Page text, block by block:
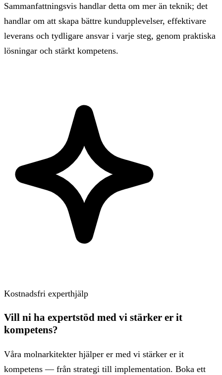
Sammanfattningsvis handlar detta om mer än teknik; det
handlar om att skapa bättre kundupplevelser, effektivare
leverans och tydligare ansvar i varje steg, genom praktiska
lösningar och stärkt kompetens.
Kostnadsfri experthjälp
Vill ni ha expertstöd med vi stärker er it
kompetens?
Våra molnarkitekter hjälper er med vi stärker er it
kompetens — från strategi till implementation. Boka ett